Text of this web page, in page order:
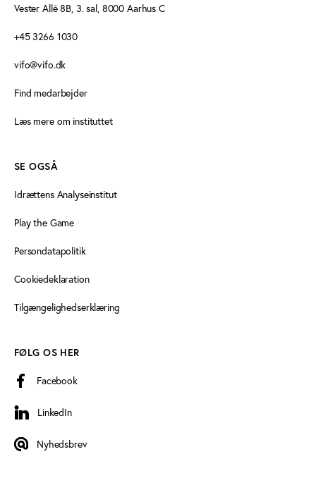
Vester Allé 8B, 3. sal, 8000 Aarhus C
+45 3266 1030
vifo@vifo.dk
Find medarbejder
Læs mere om instituttet
SE OGSÅ
Idrættens Analyseinstitut
Play the Game
Persondatapolitik
Cookiedeklaration
Tilgængelighedserklæring
FØLG OS HER
Facebook
LinkedIn
LinkedIn
Nyhedsbrev
Nyhedsbrev